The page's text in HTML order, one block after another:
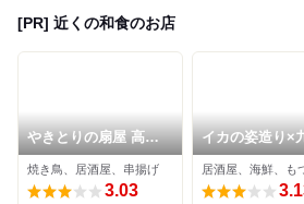
[PR] 近くの和食のお店
やきとりの扇屋 高松
東山崎店
焼き鳥、居酒屋、串揚げ
3.03
イカの姿造り×
理 個室居酒屋
松瓦町店
居酒屋、海鮮、も